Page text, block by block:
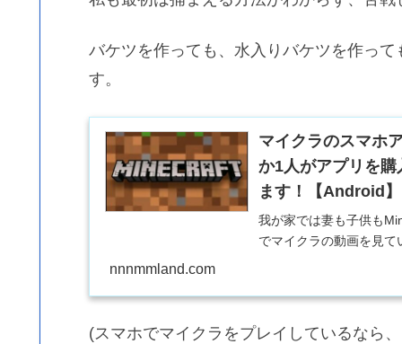
バケツを作っても、水入りバケツを作っ
す。
マイクラのスマホ
か1人がアプリを
ます！【Android】
我が家では妻も子供も
でマイクラの動画を見
nnnmmland.com
(スマホでマイクラをプレイしているなら